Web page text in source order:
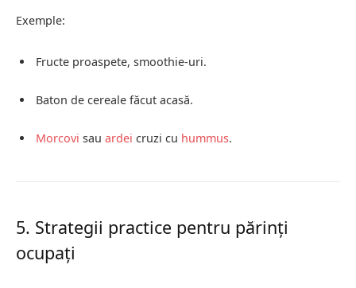
Exemple:
Fructe proaspete, smoothie-uri.
Baton de cereale făcut acasă.
Morcovi sau ardei cruzi cu hummus.
5. Strategii practice pentru părinți
ocupați